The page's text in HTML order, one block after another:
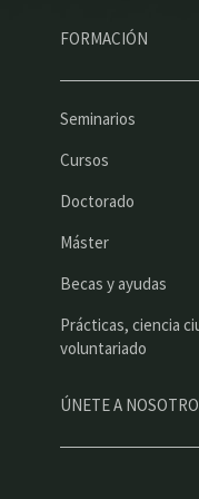
FORMACIÓN
Seminarios
Cursos
Doctorado
Máster
Becas y ayudas
Prácticas, ciencia
voluntariado
ÚNETE A